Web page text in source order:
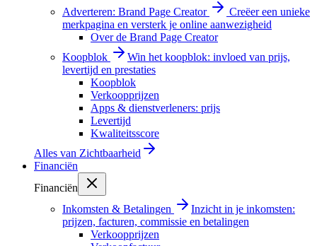
Adverteren: Brand Page Creator
Creëer een unieke
merkpagina en versterk je online aanwezigheid
Over de Brand Page Creator
Koopblok
Win het koopblok: invloed van prijs,
levertijd en prestaties
Koopblok
Verkoopprijzen
Apps & dienstverleners: prijs
Levertijd
Kwaliteitsscore
Alles van Zichtbaarheid
Financiën
Financiën
Inkomsten & Betalingen
Inzicht in je inkomsten:
prijzen, facturen, commissie en betalingen
Verkoopprijzen